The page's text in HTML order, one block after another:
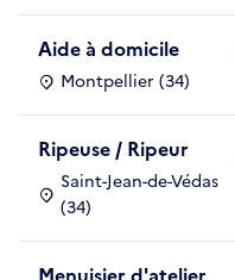
Aide à domicile
Montpellier (34)
Ripeuse / Ripeur
Saint-Jean-de-Védas
(34)